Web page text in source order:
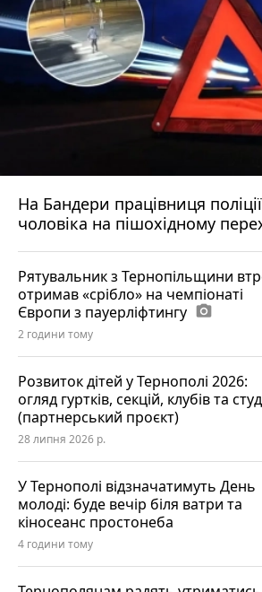
На Бандери працівниця
чоловіка на пішохідному
Рятувальник з Тернопільщини
отримав «срібло» на чемпіонаті
Європи з пауерліфтингу photo_camera
2 години тому
Розвиток дітей у Тернополі 2026:
огляд гуртків, секцій, клубів та
(партнерський проєкт)
28 липня 2026 р.
У Тернополі відзначатимуть День
молоді: буде вечір біля ватри та
кіносеанс простонеба
4 години тому